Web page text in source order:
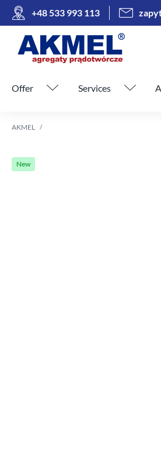
+48 533 993 113
Skip menu
Offer Services
AKMEL
New